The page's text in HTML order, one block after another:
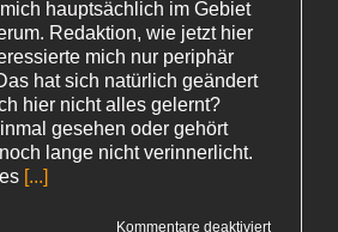
hauptsächlich im Gebiet
Redaktion, wie jetzt hier
mich nur periphär
hat sich natürlich geändert
hier nicht alles gelernt?
gesehen oder gehört
lange nicht verinnerlicht.
[...]
Kommentare deaktiviertfür